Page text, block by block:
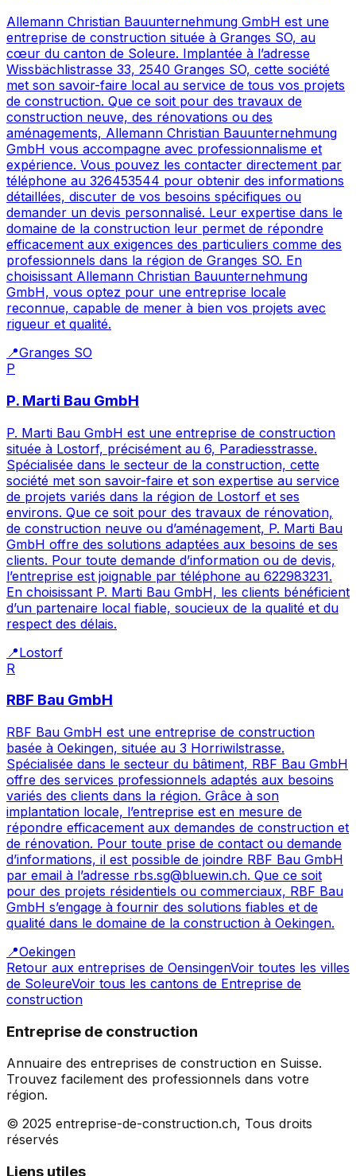
Allemann Christian Bauunternehmung GmbH est une
entreprise de construction située à Granges SO, au
cœur du canton de Soleure. Implantée à l’adresse
Wissbächlistrasse 33, 2540 Granges SO, cette société
met son savoir-faire local au service de tous vos projets
de construction. Que ce soit pour des travaux de
construction neuve, des rénovations ou des
aménagements, Allemann Christian Bauunternehmung
GmbH vous accompagne avec professionnalisme et
expérience. Vous pouvez les contacter directement par
téléphone au 326453544 pour obtenir des informations
détaillées, discuter de vos besoins spécifiques ou
demander un devis personnalisé. Leur expertise dans le
domaine de la construction leur permet de répondre
efficacement aux exigences des particuliers comme des
professionnels dans la région de Granges SO. En
choisissant Allemann Christian Bauunternehmung
GmbH, vous optez pour une entreprise locale
reconnue, capable de mener à bien vos projets avec
rigueur et qualité.
📍Granges SO
P
P. Marti Bau GmbH
P. Marti Bau GmbH est une entreprise de construction
située à Lostorf, précisément au 6, Paradiesstrasse.
Spécialisée dans le secteur de la construction, cette
société met son savoir-faire et son expertise au service
de projets variés dans la région de Lostorf et ses
environs. Que ce soit pour des travaux de rénovation,
de construction neuve ou d’aménagement, P. Marti Bau
GmbH offre des solutions adaptées aux besoins de ses
clients. Pour toute demande d’information ou de devis,
l’entreprise est joignable par téléphone au 622983231.
En choisissant P. Marti Bau GmbH, les clients bénéficient
d’un partenaire local fiable, soucieux de la qualité et du
respect des délais.
📍Lostorf
R
RBF Bau GmbH
RBF Bau GmbH est une entreprise de construction
basée à Oekingen, située au 3 Horriwilstrasse.
Spécialisée dans le secteur du bâtiment, RBF Bau GmbH
offre des services professionnels adaptés aux besoins
variés des clients dans la région. Grâce à son
implantation locale, l’entreprise est en mesure de
répondre efficacement aux demandes de construction et
de rénovation. Pour toute prise de contact ou demande
d’informations, il est possible de joindre RBF Bau GmbH
par email à l’adresse rbs.sg@bluewin.ch. Que ce soit
pour des projets résidentiels ou commerciaux, RBF Bau
GmbH s’engage à fournir des solutions fiables et de
qualité dans le domaine de la construction à Oekingen.
📍Oekingen
Retour aux entreprises de OensingenVoir toutes les villes
de SoleureVoir tous les cantons de Entreprise de
construction
Entreprise de construction
Annuaire des entreprises de construction en Suisse.
Trouvez facilement des professionnels dans votre
région.
© 2025 entreprise-de-construction.ch, Tous droits
réservés
Liens utiles